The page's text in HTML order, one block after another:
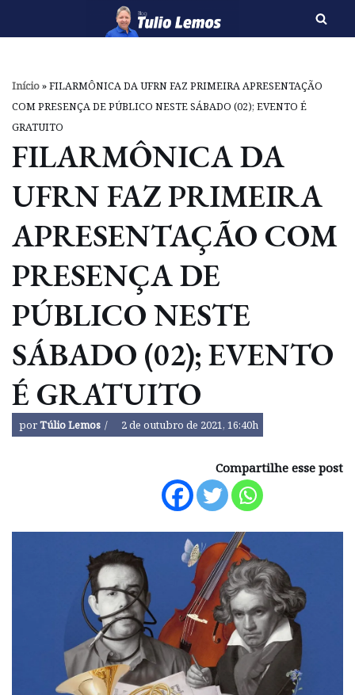
o
conteúdo
Início»FILARMÔNICA DA UFRN FAZ PRIMEIRA APRESENTAÇÃO
COM PRESENÇA DE PÚBLICO NESTE SÁBADO (02); EVENTO É
GRATUITO
FILARMÔNICA DA
UFRN FAZ PRIMEIRA
APRESENTAÇÃO COM
PRESENÇA DE
PÚBLICO NESTE
SÁBADO (02); EVENTO
É GRATUITO
porTúlio Lemos 2 de outubro de 2021, 16:40h
Compartilhe esse post